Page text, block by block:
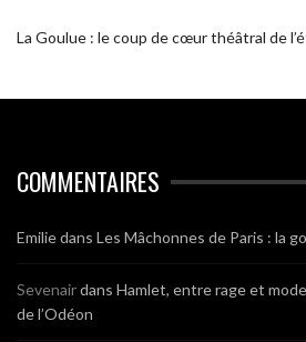
La Goulue : le coup de cœur théâtral de
COMMENTAIRES
Emiliedans Les Mâchonnes de Paris : la
Sevenairdans Hamlet, entre rage et
de l’Odéon